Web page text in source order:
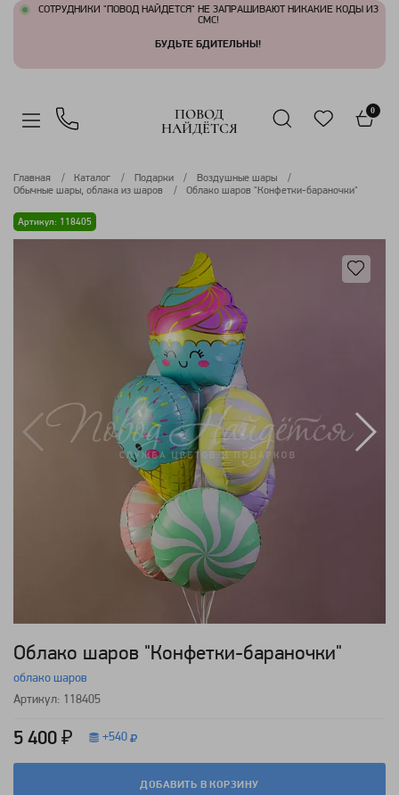
СОТРУДНИКИ "ПОВОД НАЙДЕТСЯ" НЕ ЗАПРАШИВАЮТ НИКАКИЕ КОДЫ ИЗ
СМС!
БУДЬТЕ БДИТЕЛЬНЫ!
ПОВОД
НАЙДЁТСЯ
0
Главная Каталог Подарки
Воздушные шары
Обычные шары, облака из шаров
Облако шаров "Конфетки-бараночки"
Артикул: 118405
Облако шаров "Конфетки-бараночки"
облако шаров
Артикул: 118405
5 400 ₽ +540
ДОБАВИТЬ В КОРЗИНУ